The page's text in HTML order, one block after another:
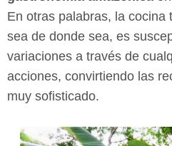
En otras palabras, la cocina
sea de donde sea, es
variaciones a través de
acciones, convirtiendo las
muy sofisticado.